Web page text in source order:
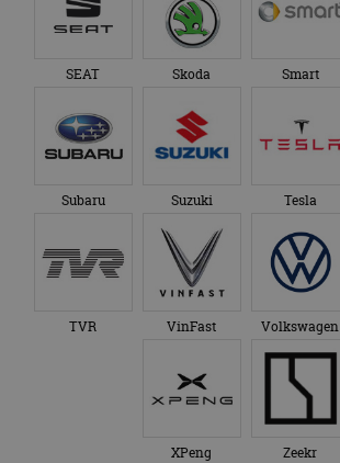
SEAT Skoda Smart
Subaru Suzuki Tesla
TVR VinFast Volkswagen
XPeng Zeekr